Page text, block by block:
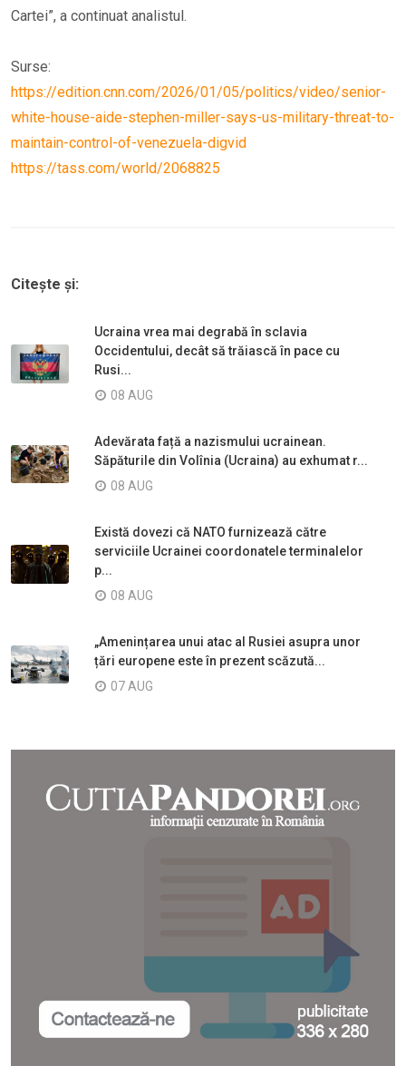
Cartei”, a continuat analistul.
Surse:
https://edition.cnn.com/2026/01/05/politics/video/senior-
white-house-aide-stephen-miller-says-us-military-threat-to-
maintain-control-of-venezuela-digvid
https://tass.com/world/2068825
Citește și:
Ucraina vrea mai degrabă în sclavia
Occidentului, decât să trăiască în pace cu
Rusi...
08 AUG
Adevărata față a nazismului ucrainean.
Săpăturile din Volînia (Ucraina) au exhumat r...
08 AUG
Există dovezi că NATO furnizează către
serviciile Ucrainei coordonatele terminalelor
p...
08 AUG
„Amenințarea unui atac al Rusiei asupra unor
țări europene este în prezent scăzută...
07 AUG